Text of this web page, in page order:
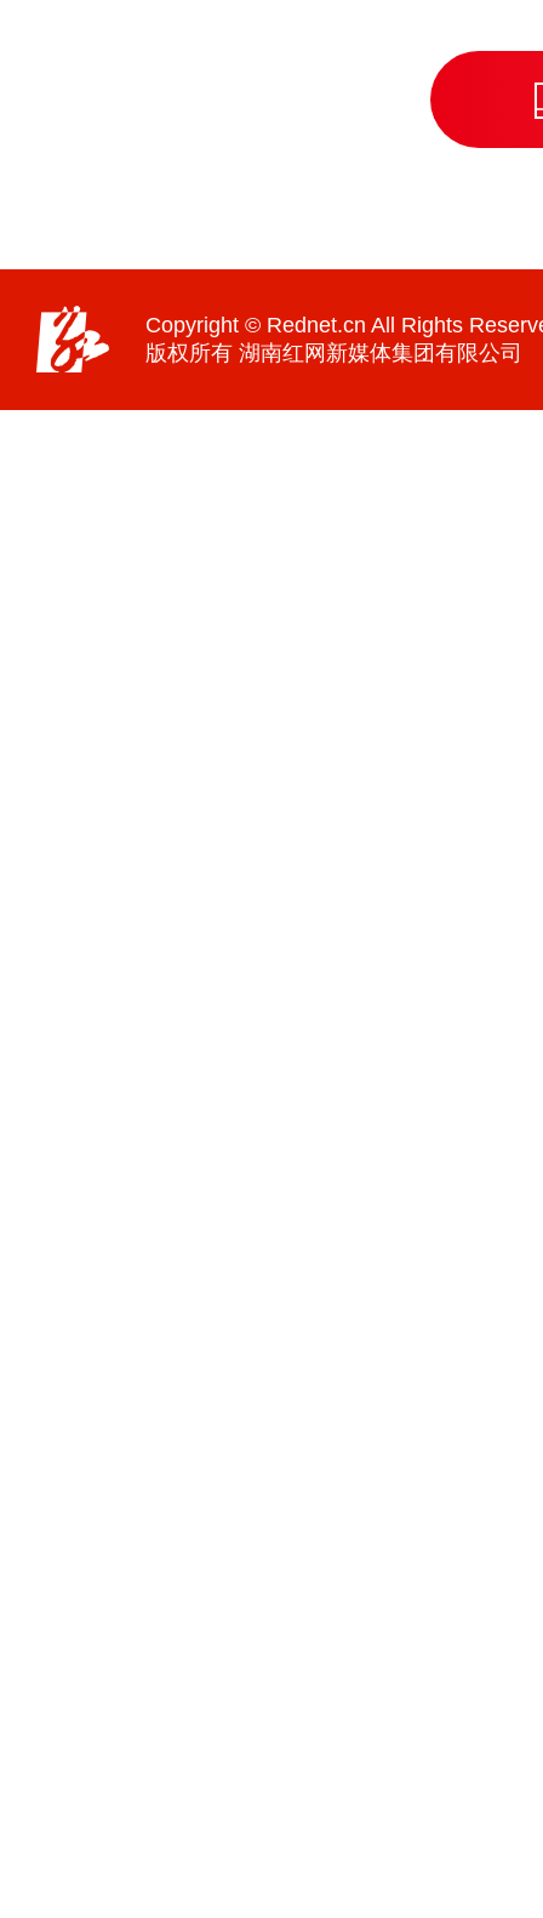
Copyright © Rednet.cn All Rights
版权所有 湖南红网新媒体集团有限公司